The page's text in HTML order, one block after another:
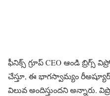
ఫీనిక్స్ గ్రూప్ CEO ఆండి బ్రిగ్స్
చేస్తూ, ఈ భాగస్వామ్యం
విలువ అందిస్తుందని అన్నారు.